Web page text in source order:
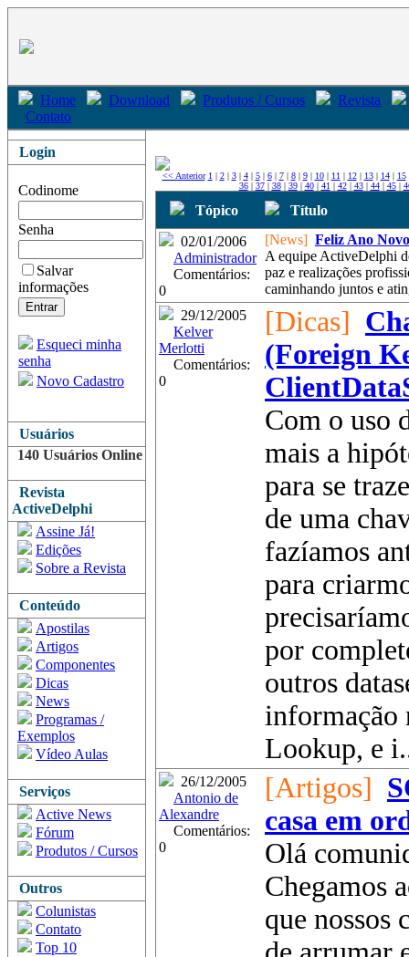
Home Download Produtos / Cursos
Revista
Contato
Login
Codinome
Senha
Salvar
informações
Esqueci minha
senha
Novo Cadastro
Usuários
140 Usuários Online
Revista
ActiveDelphi
Assine Já!
Edições
Sobre a Revista
Conteúdo
Apostilas
Artigos
Componentes
Dicas
News
Programas /
Exemplos
Vídeo Aulas
Serviços
Active News
Fórum
Produtos / Cursos
Outros
Colunistas
Contato
Top 10
<< Anterior 1 | 2| 3| 4| 5| 6| 7| 8| 9| 10| 11 | 12| 13| 14| 15
36| 37| 38| 39| 40| 41 | 42| 43| 44| 45|
Tópico
Título
02/01/2006
Administrador
Comentários:
0
[News] Feliz Ano Novo
A equipe ActiveDelphi
paz e realizações
caminhando juntos e
29/12/2005
Kelver
Merlotti
Comentários:
0
[Dicas]
(Foreign
Com o uso
mais a
para se
de uma
fazíamos
para
por
outros
informação
Lookup, e
26/12/2005
Antonio de
Alexandre
Comentários:
0
[Artigos]
casa em
Olá
Chegamos
que nossos